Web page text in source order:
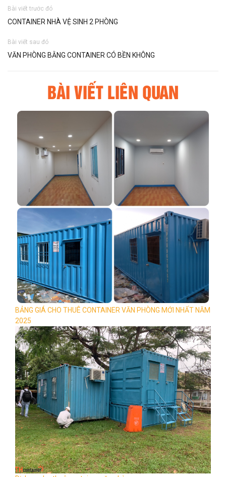
Bài viết trước đó
CONTAINER NHÀ VỆ SINH 2 PHÒNG
Bài viết sau đó
VĂN PHÒNG BẰNG CONTAINER CÓ BỀN KHÔNG
BÀI VIẾT LIÊN QUAN
BẢNG GIÁ CHO THUÊ CONTAINER VĂN PHÒNG MỚI NHẤT NĂM
2025